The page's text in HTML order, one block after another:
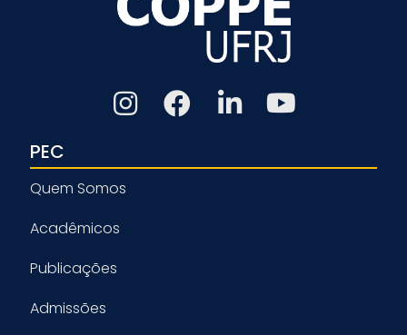
PEC
Quem Somos
Acadêmicos
Publicações
Admissões